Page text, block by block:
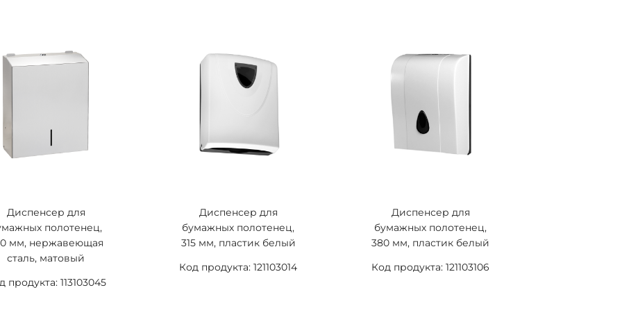
Диспенсер для
полотенец,
мм, нержавеющая
сталь, матовый
продукта: 113103045
Диспенсер для
бумажных полотенец,
315 мм, пластик белый
Код продукта: 121103014
Диспенсер для
бумажных полотенец,
380 мм, пластик белый
Код продукта: 121103106